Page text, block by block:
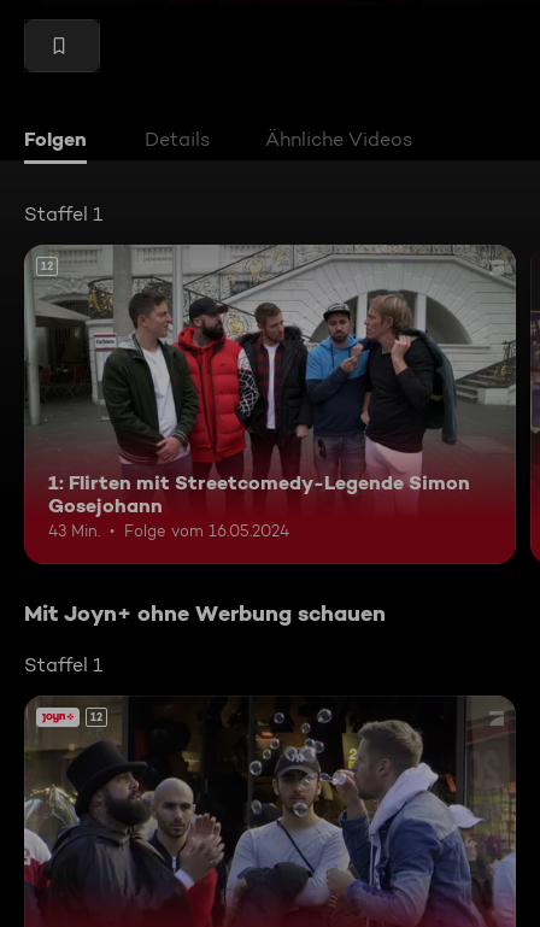
Folgen Details Ähnliche Videos
Staffel 1
12
1: Flirten mit Streetcomedy-Legende Simon
Gosejohann
43 Min. Folge vom 16.05.2024
Mit Joyn+ ohne Werbung schauen
Staffel 1
12